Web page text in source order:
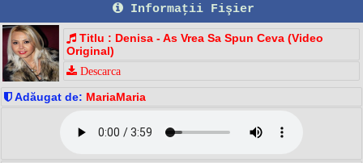
Informaţii Fişier
Titlu : Denisa - As Vrea Sa Spun Ceva (Video
Original)
Descarca
Adăugat de: MariaMaria